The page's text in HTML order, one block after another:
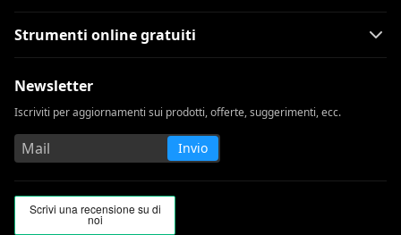
Strumenti online gratuiti
Newsletter
Iscriviti per aggiornamenti sui prodotti, offerte, suggerimenti, ecc.
Invio